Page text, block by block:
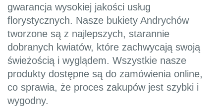
gwarancja wysokiej jakości usług
florystycznych. Nasze bukiety Andrychów
tworzone są z najlepszych, starannie
dobranych kwiatów, które zachwycają swoją
świeżością i wyglądem. Wszystkie nasze
produkty dostępne są do zamówienia online,
co sprawia, że proces zakupów jest szybki i
wygodny.